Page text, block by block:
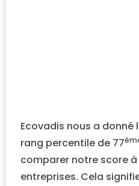
Ecovadis nous a donné
rang percentile de 77
comparer notre score
entreprises. Cela